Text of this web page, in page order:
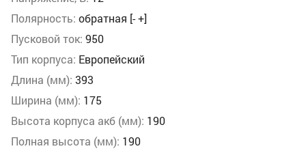
Полярность: обратная [- +]
Пусковой ток: 950
Тип корпуса: Европейский
Длина (мм): 393
Ширина (мм): 175
Высота корпуса акб (мм): 190
Полная высота (мм): 190